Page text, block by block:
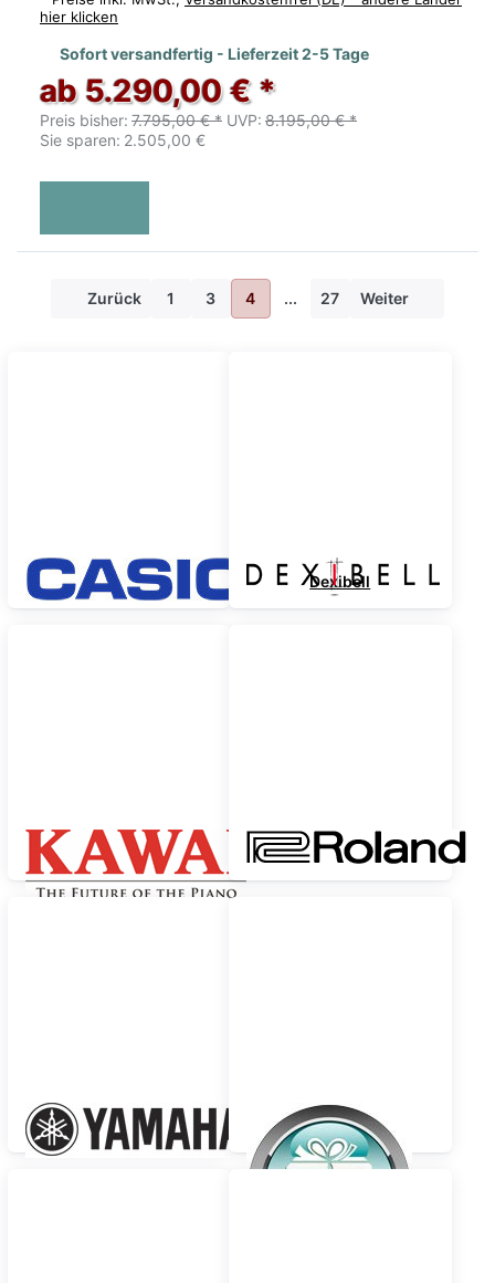
hier klicken
Sofort versandfertig - Lieferzeit 2-5 Tage
ab 5.290,00 € *
Preis bisher: 7.795,00 € * UVP: 8.195,00 € *
Sie sparen: 2.505,00 €
Zurück 1 3 4 ... 27 Weiter
Casio Dexibell
Kawai Roland
Yamaha SPAR-PAKETE